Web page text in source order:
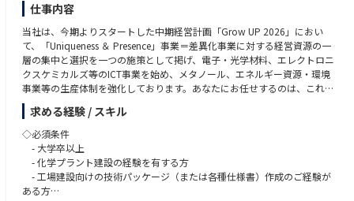
仕事内容
当社は、今期よりスタートした中期経営計画「Grow UP 2026」におい
て、「Uniqueness ＆ Presence」事業＝差異化事業に対する経営資源の一
層の集中と選択を一つの施策として掲げ、電子・光学材料、エレクトロニ
クスケミカルズ等のICT事業を始め、メタノール、エネルギー資源・環境
事業等の生産体制を強化しております。あなたにお任せするのは、これら
生産体制の整備に欠かせない国内外の化学プラントの新設・増設・改造に
関する業務です。
主に、基本設計、建設におけるプロジェクト管理、および設備の試運転支
援です。詳しくは、下記の業務を担当して頂きます。
-1. プラントの立ち上げ、稼働後のプラント保守支援業務
-2. プラントを構成する各機種の仕様検討、構造設計、機器製造指示・
求める経験 / スキル
◇必須条件
- 大学卒以上
- 化学プラント建設の経験を有する方
- 工場建設向けの技術パッケージ（または各種仕様書）作成のご経験が
ある方